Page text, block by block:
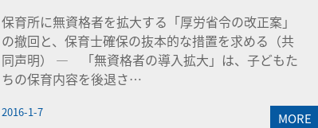
保育所に無資格者を拡大する「厚労省令の改正案」
の撤回と、保育士確保の抜本的な措置を求める（共
同声明） ― 「無資格者の導入拡大」は、子どもた
ちの保育内容を後退さ…
2016-1-7 MORE